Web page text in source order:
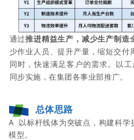
通过推进精益生产，减少生产制造
少作业人员、提升产量，缩短交付
同时，快速满足客户的需求。 以
同步实施，在集团各事业部推广。
总体思路
A 以标杆线体为突破点，构建科学
模型。